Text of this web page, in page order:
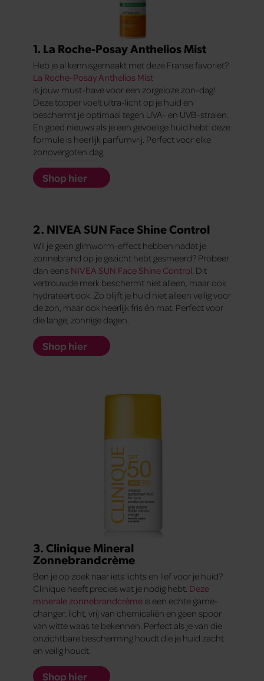
1. La Roche-Posay Anthelios Mist
Heb je al kennisgemaakt met deze Franse favoriet?
La Roche-Posay Anthelios Mist
is jouw must-have voor een zorgeloze zon-dag!
Deze topper voelt ultra-licht op je huid en
beschermt je optimaal tegen UVA- en UVB-stralen.
En goed nieuws als je een gevoelige huid hebt: deze
formule is heerlijk parfumvrij. Perfect voor elke
zonovergoten dag.
Shop hier
2. NIVEA SUN Face Shine Control
Wil je geen glimworm-effect hebben nadat je
zonnebrand op je gezicht hebt gesmeerd? Probeer
dan eens NIVEA SUN Face Shine Control. Dit
vertrouwde merk beschermt niet alleen, maar ook
hydrateert ook. Zo blijft je huid niet alleen veilig voor
de zon, maar ook heerlijk fris én mat. Perfect voor
die lange, zonnige dagen.
Shop hier
3. Clinique Mineral
Zonnebrandcrème
Ben je op zoek naar iets lichts en lief voor je huid?
Clinique heeft precies wat je nodig hebt. Deze
minerale zonnebrandcrème is een echte game-
changer: licht, vrij van chemicaliën en geen spoor
van witte waas te bekennen. Perfect als je van die
onzichtbare bescherming houdt die je huid zacht
en veilig houdt.
Shop hier